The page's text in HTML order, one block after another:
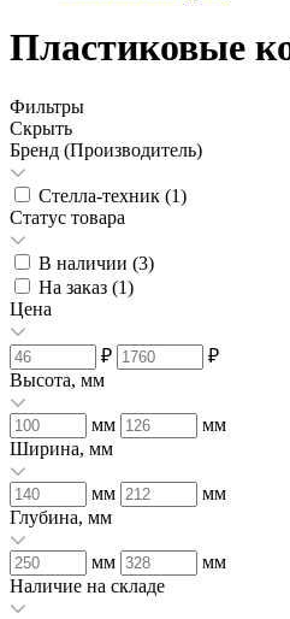
Пластиковые
Фильтры
Скрыть
Бренд (Производитель)
Стелла-техник (1)
Статус товара
В наличии (3)
На заказ (1)
Цена
₽
₽
Высота, мм
мм
мм
Ширина, мм
мм
мм
Глубина, мм
мм
мм
Наличие на складе